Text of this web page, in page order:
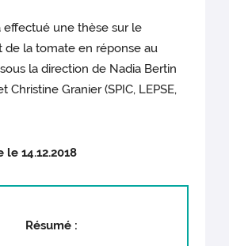
effectué une thèse sur le
la tomate en réponse au
la direction de Nadia Bertin
Christine Granier (SPIC, LEPSE,
14.12.2018
Résumé :